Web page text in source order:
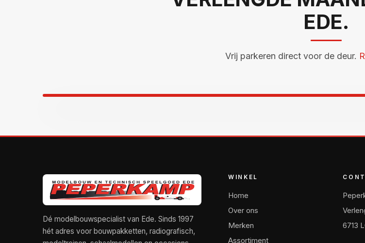
EDE.
Vrij parkeren direct voor de deur.
Dé modelbouwspecialist van Ede. Sinds 1997
hét adres voor bouwpakketten, radiografisch,
WINKEL
Home
Over ons
Merken
Assortiment
6713